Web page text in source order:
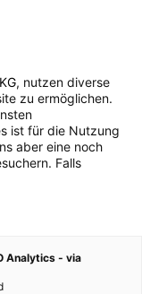
, nutzen diverse
zu ermöglichen.
ist für die Nutzung
aber eine noch
Falls
Analytics - via